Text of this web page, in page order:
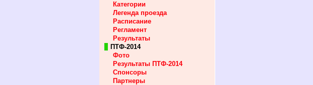
Категории
Легенда проезда
Расписание
Регламент
Результаты
ПТФ-2014
Фото
Результаты ПТФ-2014
Спонсоры
Партнеры